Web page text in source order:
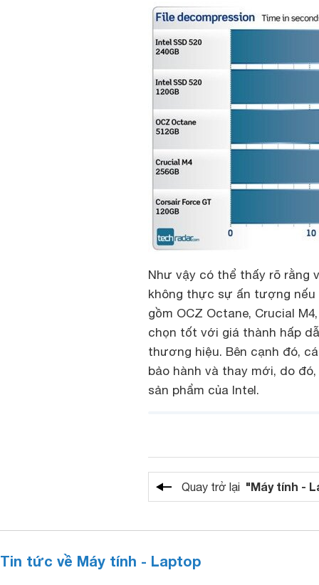
Như vậy có thể thấy rõ rằng
không thực sự ấn tượng nếu
gồm OCZ Octane, Crucial
chọn tốt với giá thành hấp
thương hiệu. Bên cạnh đó,
bảo hành và thay mới, do
sản phẩm của Intel.
Quay trở lại "Máy tính -
Tin tức về Máy tính - Laptop